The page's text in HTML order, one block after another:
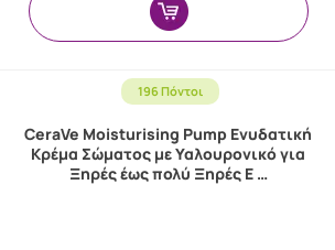
196 Πόντοι
CeraVe Moisturising Pump Ενυδατική
Κρέμα Σώματος με Υαλουρονικό για
Ξηρές έως πολύ Ξηρές Ε …